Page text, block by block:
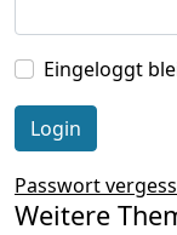
Eingeloggt
Passwort
Weitere